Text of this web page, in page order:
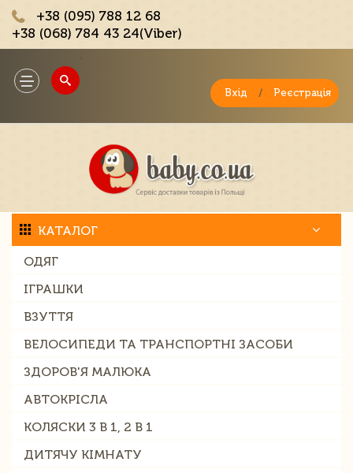
+38 (095) 788 12 68
+38 (068) 784 43 24(Viber)
Toggle
navigation
Вхід / Реєстрація
КАТАЛОГ
ОДЯГ
ІГРАШКИ
ВЗУТТЯ
ВЕЛОСИПЕДИ ТА ТРАНСПОРТНІ ЗАСОБИ
ЗДОРОВ'Я МАЛЮКА
АВТОКРІСЛА
КОЛЯСКИ 3 В 1, 2 В 1
ДИТЯЧУ КІМНАТУ